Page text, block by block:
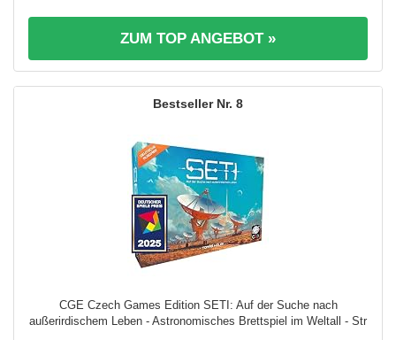
ZUM TOP ANGEBOT »
8
CGE Czech Games Edition SETI: Auf der Suche nach
außerirdischem Leben - Astronomisches Brettspiel im Weltall - Str